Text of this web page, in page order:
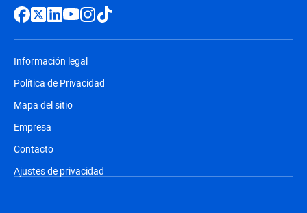
Información legal
Política de Privacidad
Mapa del sitio
Empresa
Contacto
Ajustes de privacidad